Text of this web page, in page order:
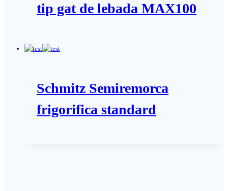
tip gat de lebada MAX100
Schmitz Semiremorca
frigorifica standard